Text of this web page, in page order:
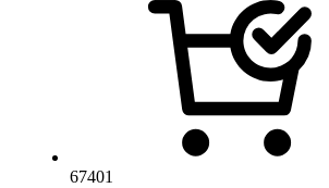
67401